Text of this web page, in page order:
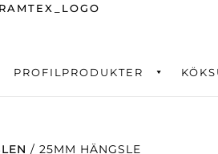
PROFILPRODUKTER
/ 25MM HÄNGSLE